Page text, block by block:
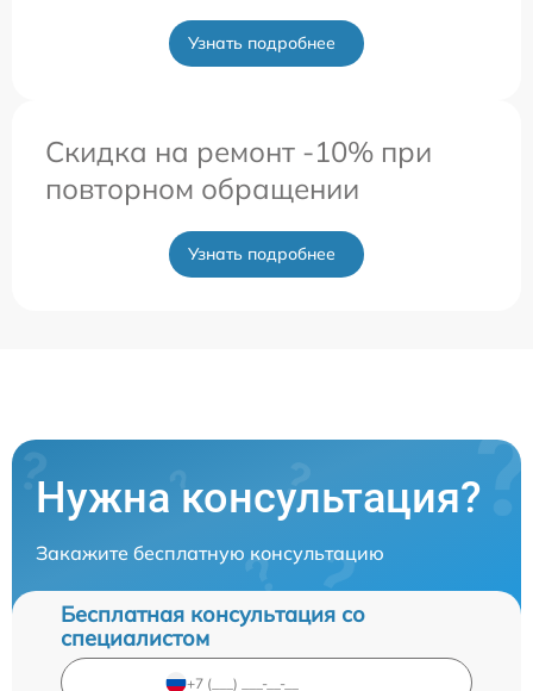
Узнать подробнее
Скидка на ремонт -10% при
повторном обращении
Узнать подробнее
Нужна консультация?
Закажите бесплатную консультацию
Бесплатная консультация со
специалистом